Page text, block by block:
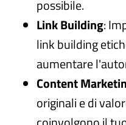
possibile.
Link Building:
link building
aumentare
Content
originali e di